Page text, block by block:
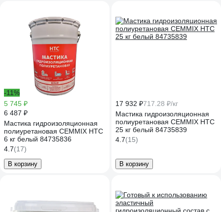
-11%
5 745 ₽
6 487 ₽
Мастика гидроизоляционная
полиуретановая CEMMIX HTC
6 кг белый 84735836
4.7(17)
В корзину
17 932 ₽717.28 ₽/кг
Мастика гидроизоляционная
полиуретановая CEMMIX HTC
25 кг белый 84735839
4.7(15)
В корзину